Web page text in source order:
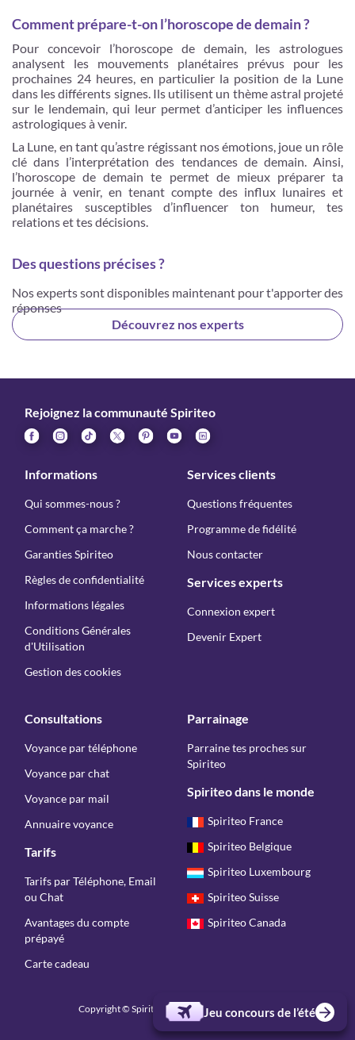
Comment prépare-t-on l’horoscope de demain ?
Pour concevoir l’horoscope de demain, les astrologues
analysent les mouvements planétaires prévus pour les
prochaines 24 heures, en particulier la position de la Lune
dans les différents signes. Ils utilisent un thème astral projeté
sur le lendemain, qui leur permet d’anticiper les influences
astrologiques à venir.
La Lune, en tant qu’astre régissant nos émotions, joue un rôle
clé dans l’interprétation des tendances de demain. Ainsi,
l’horoscope de demain te permet de mieux préparer ta
journée à venir, en tenant compte des influx lunaires et
planétaires susceptibles d’influencer ton humeur, tes
relations et tes décisions.
Des questions précises ?
Nos experts sont disponibles maintenant pour t'apporter des
réponses
Découvrez nos experts
Jeu concours de l’été
Rejoignez la communauté Spiriteo
Informations
Qui sommes-nous ?
Comment ça marche ?
Garanties Spiriteo
Règles de confidentialité
Informations légales
Conditions Générales
d'Utilisation
Gestion des cookies
Services clients
Questions fréquentes
Programme de fidélité
Nous contacter
Services experts
Connexion expert
Devenir Expert
Consultations
Voyance par téléphone
Voyance par chat
Voyance par mail
Annuaire voyance
Tarifs
Tarifs par Téléphone, Email
ou Chat
Avantages du compte
prépayé
Carte cadeau
Parrainage
Parraine tes proches sur
Spiriteo
Spiriteo dans le monde
Spiriteo France
Spiriteo Belgique
Spiriteo Luxembourg
Spiriteo Suisse
Spiriteo Canada
Copyright © Spiriteo 2026 - Tous droits réservés